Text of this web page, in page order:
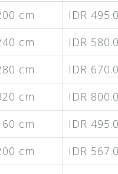
cm
IDR
cm
IDR
cm
IDR
cm
IDR
cm
IDR
cm
IDR